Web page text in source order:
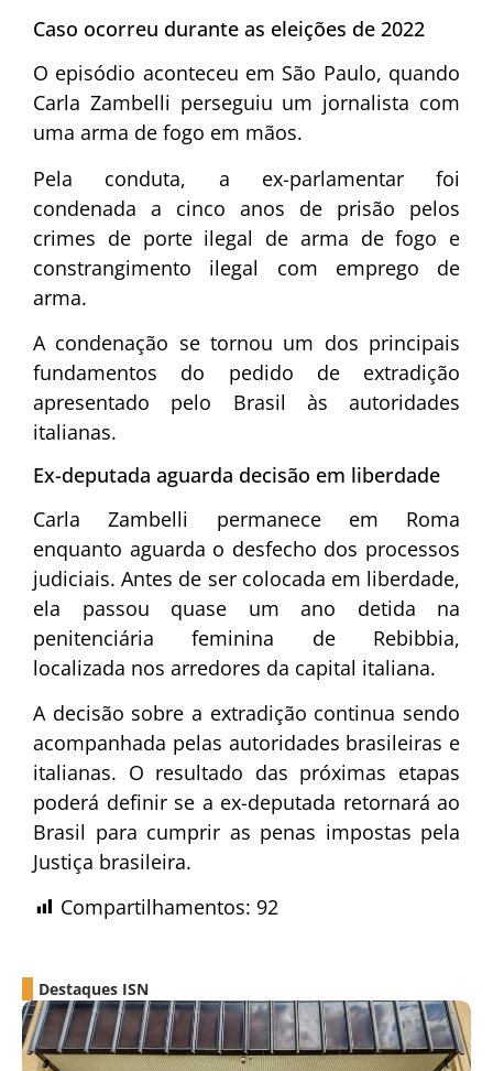
Caso ocorreu durante as eleições de 2022
O episódio aconteceu em São Paulo, quando
Carla Zambelli perseguiu um jornalista com
uma arma de fogo em mãos.
Pela conduta, a ex-parlamentar foi
condenada a cinco anos de prisão pelos
crimes de porte ilegal de arma de fogo e
constrangimento ilegal com emprego de
arma.
A condenação se tornou um dos principais
fundamentos do pedido de extradição
apresentado pelo Brasil às autoridades
italianas.
Ex-deputada aguarda decisão em liberdade
Carla Zambelli permanece em Roma
enquanto aguarda o desfecho dos processos
judiciais. Antes de ser colocada em liberdade,
ela passou quase um ano detida na
penitenciária feminina de Rebibbia,
localizada nos arredores da capital italiana.
A decisão sobre a extradição continua sendo
acompanhada pelas autoridades brasileiras e
italianas. O resultado das próximas etapas
poderá definir se a ex-deputada retornará ao
Brasil para cumprir as penas impostas pela
Justiça brasileira.
Compartilhamentos: 92
Destaques ISN